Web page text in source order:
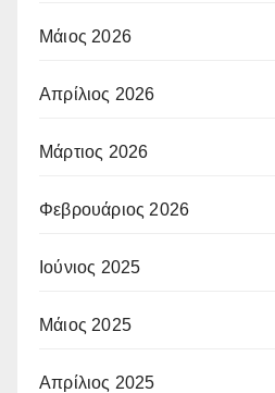
Μάιος 2026
Απρίλιος 2026
Μάρτιος 2026
Φεβρουάριος 2026
Ιούνιος 2025
Μάιος 2025
Απρίλιος 2025